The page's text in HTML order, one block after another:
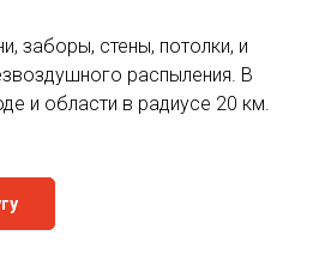
заборы, стены, потолки, и
распыления. В
и области в радиусе 20 км.